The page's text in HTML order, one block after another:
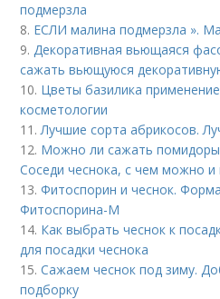
подмерзла
8. ЕСЛИ малина подмерзла ».
9.Декоративная вьющаяся
сажать вьющуюся
10. Цветы базилика
косметологии
11.Лучшие сорта абрикосов.
12. Можно ли сажать
Соседи чеснока, с чем можно
13.Фитоспорин и чеснок.
Фитоспорина-М
14. Как выбрать чеснок к
для посадки чеснока
15.Сажаем чеснок под зиму.
подборку